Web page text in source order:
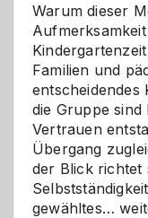
Warum dieser
Familien und
entscheidendes
die Gruppe
Vertrauen
Übergang
der Blick richtet
gewähltes…